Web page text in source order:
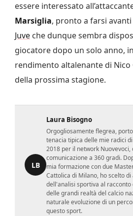
essere interessato
Marsiglia, pronto a farsi avanti
Juve che dunque sembra
giocatore dopo un solo anno,
rendimento altalenante di Nico
della prossima stagione.
LB
Laura Bisogno
Orgogliosamente flegrea,
tenacia tipica delle mie radici
2018 per il network
comunicazione a 360 gradi.
mia formazione con due
Cattolica di Milano, ho scelto
dell'analisi sportiva al racconto
delle grandi realtà del calcio
naturale evoluzione di un
questo sport.